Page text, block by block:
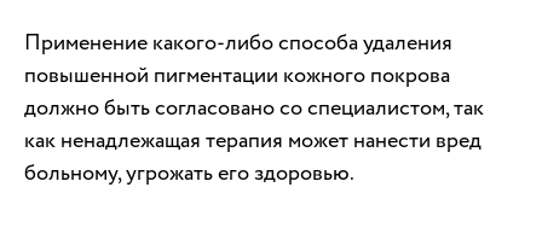
Применение какого-либо способа удаления
повышенной пигментации кожного покрова
должно быть согласовано со специалистом, так
как ненадлежащая терапия может нанести вред
больному, угрожать его здоровью.